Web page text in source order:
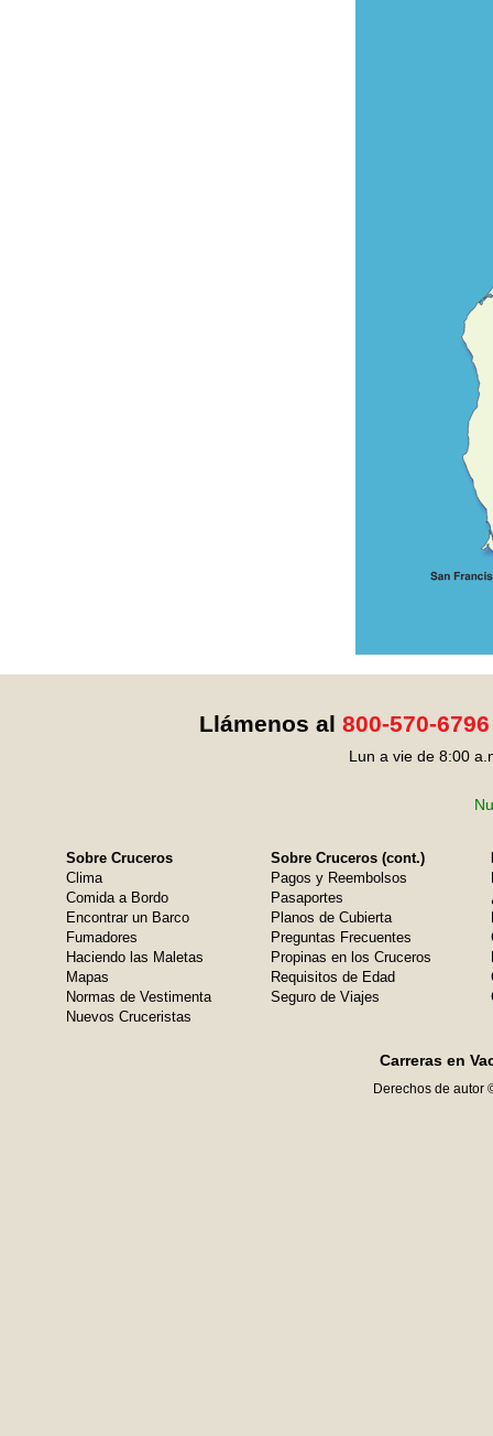
Llámenos al 800-570-6796
Lun a vie de 8:00
Sobre Cruceros
Clima
Comida a Bordo
Encontrar un Barco
Fumadores
Haciendo las Maletas
Mapas
Normas de Vestimenta
Nuevos Cruceristas
Sobre Cruceros (cont.)
Pagos y Reembolsos
Pasaportes
Planos de Cubierta
Preguntas Frecuentes
Propinas en los Cruceros
Requisitos de Edad
Seguro de Viajes
Carreras en
Derechos de autor